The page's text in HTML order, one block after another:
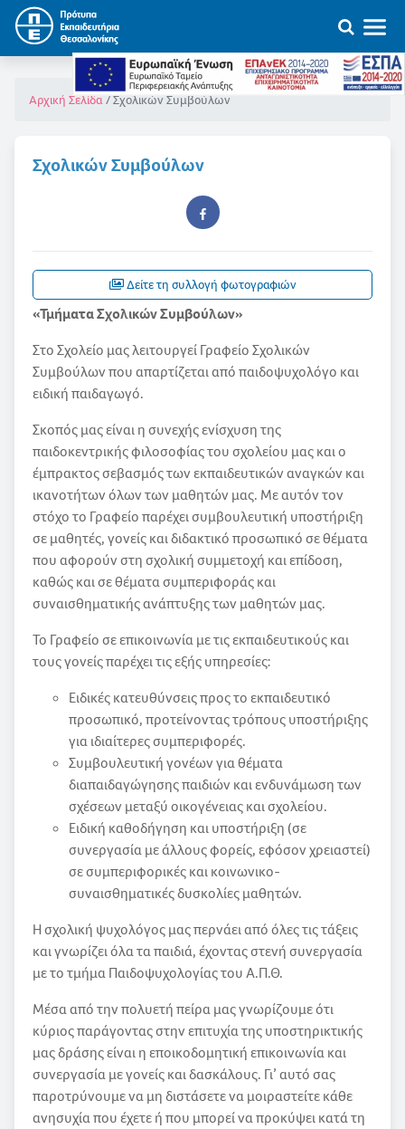
Αρχική Σελίδα Σχολικών Συμβούλων
Σχολικών Συμβούλων
Δείτε τη συλλογή φωτογραφιών
«Τμήματα Σχολικών Συμβούλων»
Στο Σχολείο μας λειτουργεί Γραφείο Σχολικών
Συμβούλων που απαρτίζεται από παιδοψυχολόγο και
ειδική παιδαγωγό.
Σκοπός μας είναι η συνεχής ενίσχυση της
παιδοκεντρικής φιλοσοφίας του σχολείου μας και ο
έμπρακτος σεβασμός των εκπαιδευτικών αναγκών και
ικανοτήτων όλων των μαθητών μας. Με αυτόν τον
στόχο το Γραφείο παρέχει συμβουλευτική υποστήριξη
σε μαθητές, γονείς και διδακτικό προσωπικό σε θέματα
που αφορούν στη σχολική συμμετοχή και επίδοση,
καθώς και σε θέματα συμπεριφοράς και
συναισθηματικής ανάπτυξης των μαθητών μας.
Το Γραφείο σε επικοινωνία με τις εκπαιδευτικούς και
τους γονείς παρέχει τις εξής υπηρεσίες:
Ειδικές κατευθύνσεις προς το εκπαιδευτικό
προσωπικό, προτείνοντας τρόπους υποστήριξης
για ιδιαίτερες συμπεριφορές.
Συμβουλευτική γονέων για θέματα
διαπαιδαγώγησης παιδιών και ενδυνάμωση των
σχέσεων μεταξύ οικογένειας και σχολείου.
Ειδική καθοδήγηση και υποστήριξη (σε
συνεργασία με άλλους φορείς, εφόσον χρειαστεί)
σε συμπεριφορικές και κοινωνικο-
συναισθηματικές δυσκολίες μαθητών.
Η σχολική ψυχολόγος μας περνάει από όλες τις τάξεις
και γνωρίζει όλα τα παιδιά, έχοντας στενή συνεργασία
με το τμήμα Παιδοψυχολογίας του Α.Π.Θ.
Μέσα από την πολυετή πείρα μας γνωρίζουμε ότι
κύριος παράγοντας στην επιτυχία της υποστηρικτικής
μας δράσης είναι η εποικοδομητική επικοινωνία και
συνεργασία με γονείς και δασκάλους. Γι’ αυτό σας
παροτρύνουμε να μη διστάσετε να μοιραστείτε κάθε
ανησυχία που έχετε ή που μπορεί να προκύψει κατά τη